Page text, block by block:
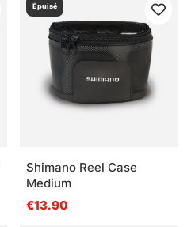
Épuisé
Shimano Reel Case
Medium
€13.90